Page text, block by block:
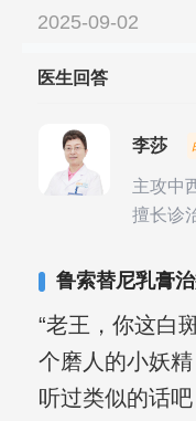
2025-09-02
医生回答
李莎
主攻中
擅长诊
复发期;
鲁索替尼乳膏
“老王，你这白
个磨人的小妖
听过类似的话